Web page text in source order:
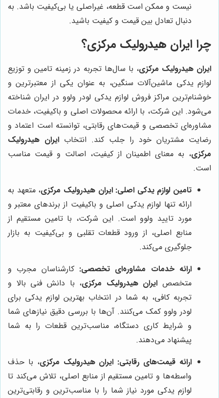
نیست و ممکن است قطعه، غیراصلی یا بی‌کیفیت باشد. به
دنبال تعادل بین قیمت و کیفیت باشید.
چرا ایران هیدرولیک مرکزی؟
ایران هیدرولیک مرکزی، با سال‌ها تجربه در زمینه تامین و توزیع
لوازم یدکی ماشین‌آلات سنگین، به عنوان یکی از معتبرترین و
خوشنام‌ترین مراکز فروش لوازم یدکی لودر ولوو در ایران شناخته
می‌شود. این شرکت، با ارائه محصولات اصلی و باکیفیت، خدمات
مشاوره‌ای تخصصی و قیمت‌های رقابتی، توانسته است اعتماد و
رضایت مشتریان خود را جلب کند. انتخاب ایران هیدرولیک
مرکزی، به معنای اطمینان از کیفیت، اصالت و قیمت مناسب
است.
تامین لوازم یدکی اصلی: ایران هیدرولیک مرکزی، متعهد به
ارائه تنها لوازم یدکی اصلی و باکیفیت از برندهای معتبر و
مورد تایید ولوو است. این شرکت، با تامین مستقیم از
منابع اصلی، از ورود قطعات تقلبی و بی‌کیفیت به بازار
جلوگیری می‌کند.
ارائه خدمات مشاوره‌ای تخصصی: کارشناسان مجرب و
متخصص ایران هیدرولیک مرکزی، با دانش فنی بالا و
تجربه کافی، به شما در انتخاب بهترین لوازم یدکی برای
لودر ولوو کمک می‌کنند. آن‌ها با بررسی دقیق نیازهای شما
و شرایط کاری دستگاه، مناسب‌ترین قطعات را به شما
پیشنهاد می‌دهند.
ارائه قیمت‌های رقابتی: ایران هیدرولیک مرکزی، با حذف
واسطه‌ها و تامین مستقیم از منابع اصلی، تلاش می‌کند تا
لوازم یدکی مورد نیاز شما را با مناسب‌ترین و رقابتی‌ترین